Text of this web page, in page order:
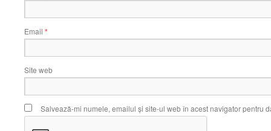
Email *
Site web
Salvează-mi numele, emailul și site-ul web în acest navigator pentru